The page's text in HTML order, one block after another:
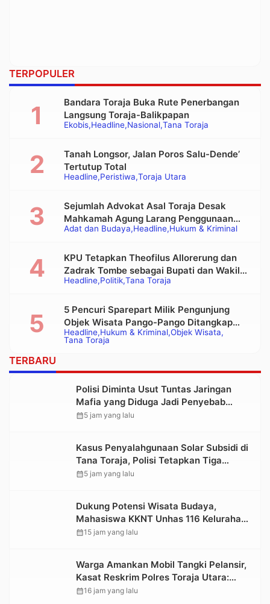
TERPOPULER
Ekobis Headline Nasional Tana Toraja
Bandara Toraja Buka Rute Penerbangan
Langsung Toraja-Balikpapan
Headline Peristiwa Toraja Utara
Tanah Longsor, Jalan Poros Salu-Dende’
Tertutup Total
Adat dan Budaya Headline Hukum & Kriminal
Sejumlah Advokat Asal Toraja Desak
Mahkamah Agung Larang Penggunaan
Alat Berat pada Eksekusi Rumah Adat
Headline Politik Tana Toraja
KPU Tetapkan Theofilus Allorerung dan
Zadrak Tombe sebagai Bupati dan Wakil
Bupati Tana Toraja Terpilih
Headline Hukum & Kriminal Objek Wisata
Tana Toraja
5 Pencuri Sparepart Milik Pengunjung
Objek Wisata Pango-Pango Ditangkap
Polisi
TERBARU
Polisi Diminta Usut Tuntas Jaringan
Mafia yang Diduga Jadi Penyebab
Kelangkaan BBM di Toraja
calendar_month5 jam yang lalu
Kasus Penyalahgunaan Solar Subsidi di
Tana Toraja, Polisi Tetapkan Tiga
Tersangka Baru
calendar_month5 jam yang lalu
Dukung Potensi Wisata Budaya,
Mahasiswa KKNT Unhas 116 Kelurahan
Nonongan Utara Pasang Papan
calendar_month15 jam yang lalu
Warga Amankan Mobil Tangki Pelansir,
Kasat Reskrim Polres Toraja Utara:
Proses Hukum Berjalan Transparan
calendar_month16 jam yang lalu